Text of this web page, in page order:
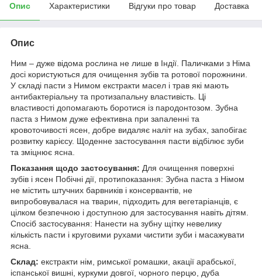
Опис Характеристики Відгуки про товар Доставка
Опис
Ним – дуже відома рослина не лише в Індії. Паличками з Німа
досі користуються для очищення зубів та ротової порожнини.
У складі пасти з Нимом екстракти масел і трав які мають
антибактеріальну та протизапальну властивість. Ці
властивості допомагають боротися із пародонтозом. Зубна
паста з Нимом дуже ефективна при запаленні та
кровоточивості ясен, добре видаляє наліт на зубах, запобігає
розвитку карієсу. Щоденне застосування пасти відбілює зуби
та зміцнює ясна.
Показання щодо застосування: Для очищення поверхні
зубів і ясен Побічні дії, протипоказання: Зубна паста з Німом
не містить штучних барвників і консервантів, не
випробовувалася на тварин, підходить для вегетаріанців, є
цілком безпечною і доступною для застосування навіть дітям.
Спосіб застосування: Нанести на зубну щітку невелику
кількість пасти і круговими рухами чистити зуби і масажувати
ясна.
Склад: екстракти нім, римської ромашки, акації арабської,
іспанської вишні, куркуми довгої, чорного перцю, дуба